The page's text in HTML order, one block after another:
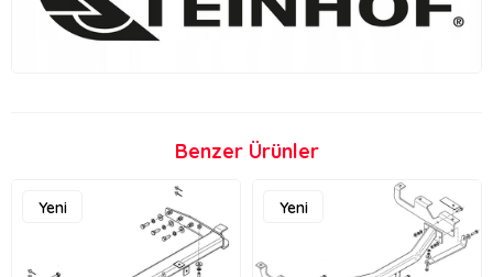
Benzer Ürünler
Yeni
Yeni